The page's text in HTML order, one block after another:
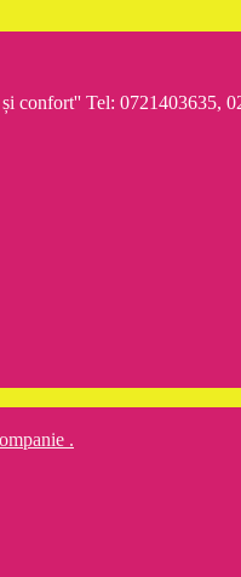
confort'' Tel: 0721403635,
.